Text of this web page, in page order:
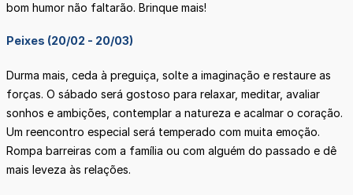
bom humor não faltarão. Brinque mais!
Peixes (20/02 - 20/03)
Durma mais, ceda à preguiça, solte a imaginação e restaure as
forças. O sábado será gostoso para relaxar, meditar, avaliar
sonhos e ambições, contemplar a natureza e acalmar o coração.
Um reencontro especial será temperado com muita emoção.
Rompa barreiras com a família ou com alguém do passado e dê
mais leveza às relações.